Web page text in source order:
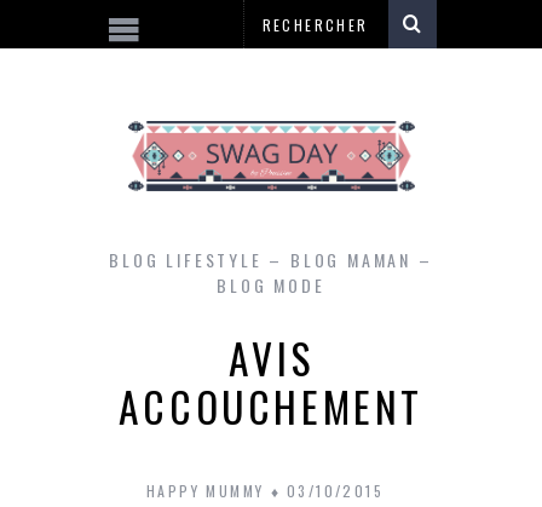
BLOG LIFESTYLE – BLOG MAMAN –
BLOG MODE
AVIS
ACCOUCHEMENT
HAPPY MUMMY 03/10/2015